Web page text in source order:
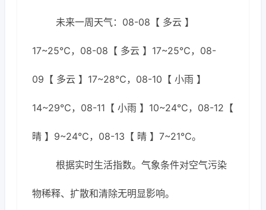
未来一周天气：08-08【 多云 】
17~25℃，08-08【 多云 】17~25℃，08-
09【 多云 】17~28℃，08-10【 小雨 】
14~29℃，08-11【 小雨 】10~24℃，08-12【
晴 】9~24℃，08-13【 晴 】7~21℃。
根据实时生活指数。气象条件对空气污染
物稀释、扩散和清除无明显影响。